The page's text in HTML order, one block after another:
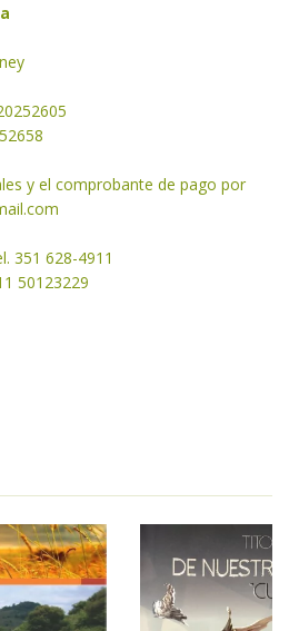
y el comprobante de pago por
351 628-4911
50123229